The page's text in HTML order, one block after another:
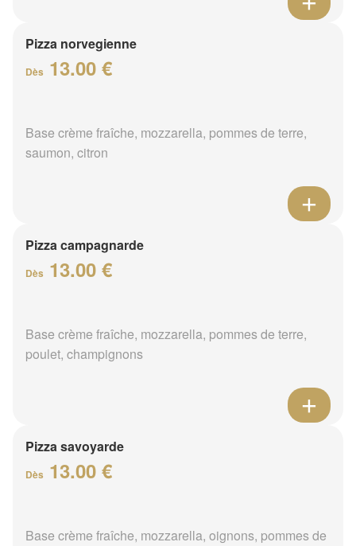
Pizza norvegienne
Dès 13.00 €
Base crème fraîche, mozzarella, pommes de terre,
saumon, citron
Pizza campagnarde
Dès 13.00 €
Base crème fraîche, mozzarella, pommes de terre,
poulet, champignons
Pizza savoyarde
Dès 13.00 €
Base crème fraîche, mozzarella, oignons, pommes de